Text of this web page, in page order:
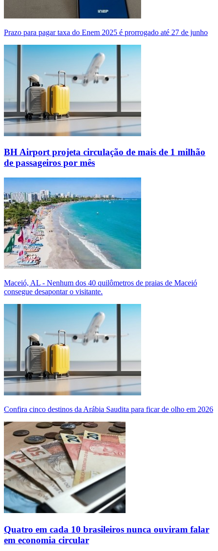
Prazo para pagar taxa do Enem 2025 é prorrogado até 27 de junho
BH Airport projeta circulação de mais de 1 milhão
de passageiros por mês
Maceió, AL - Nenhum dos 40 quilômetros de praias de Maceió
consegue desapontar o visitante.
Confira cinco destinos da Arábia Saudita para ficar de olho em 2026
Quatro em cada 10 brasileiros nunca ouviram falar
em economia circular